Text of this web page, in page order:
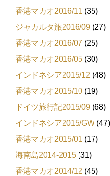
香港マカオ2016/11 (35)
ジャカルタ旅2016/09 (27)
香港マカオ2016/07 (25)
香港マカオ2016/05 (30)
インドネシア2015/12 (48)
香港マカオ2015/10 (19)
ドイツ旅行記2015/09 (68)
インドネシア2015/GW (47)
香港マカオ2015/01 (17)
海南島2014-2015 (31)
香港マカオ2014/12 (45)